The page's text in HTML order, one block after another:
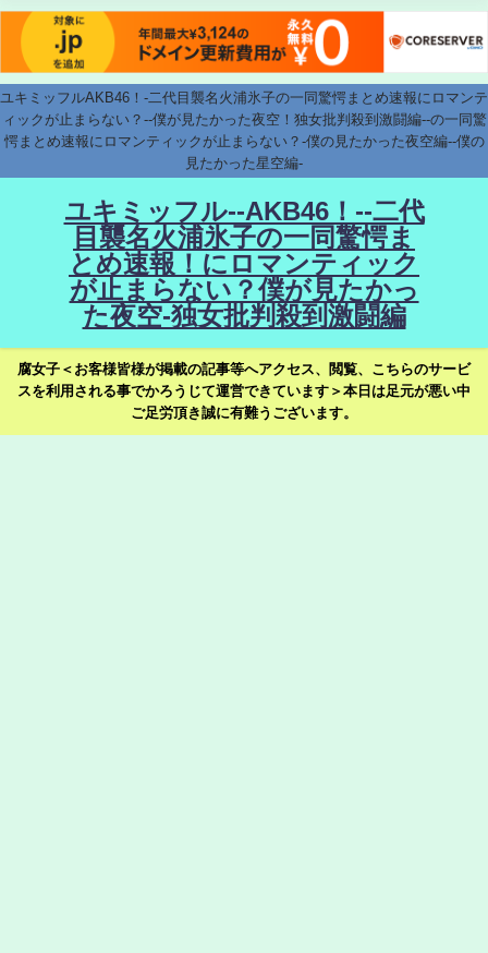
ユキミッフルAKB46！-二代目襲名火浦氷子の一同驚愕まとめ速報にロマンテ
ィックが止まらない？--僕が見たかった夜空！独女批判殺到激闘編--の一同驚
愕まとめ速報にロマンティックが止まらない？-僕の見たかった夜空編--僕の
見たかった星空編-
ユキミッフル--AKB46！--二代
目襲名火浦氷子の一同驚愕ま
とめ速報！にロマンティック
が止まらない？僕が見たかっ
た夜空-独女批判殺到激闘編
腐女子＜お客様皆様が掲載の記事等へアクセス、閲覧、こちらのサービ
スを利用される事でかろうじて運営できています＞本日は足元が悪い中
ご足労頂き誠に有難うございます。